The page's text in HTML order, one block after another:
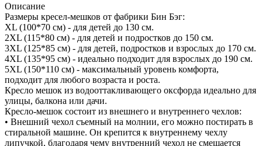
Описание
Размеры кресел-мешков от фабрики Бин Бэг:
XL (100*70 см) - для детей до 130 см.
2XL (115*80 см) - для детей и подростков до 150 см.
3XL (125*85 см) - для детей, подростков и взрослых до 170 см.
4XL (135*95 см) - идеально подходит для взрослых до 190 см.
5XL (150*110 см) - максимальный уровень комфорта,
подходит для любого возраста и роста.
Кресло мешок из водооттакливающего оксфорда идеально для
улицы, балкона или дачи.
Кресло-мешок состоит из внешнего и внутреннего чехлов:
• Внешний чехол съемный на молнии, его можно постирать в
стиральной машине. Он крепится к внутреннему чехлу
липучкой, благодаря чему внутренний чехол не смещается